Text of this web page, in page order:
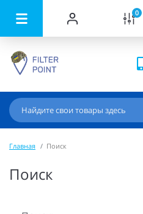
0
Главная Поиск
Поиск